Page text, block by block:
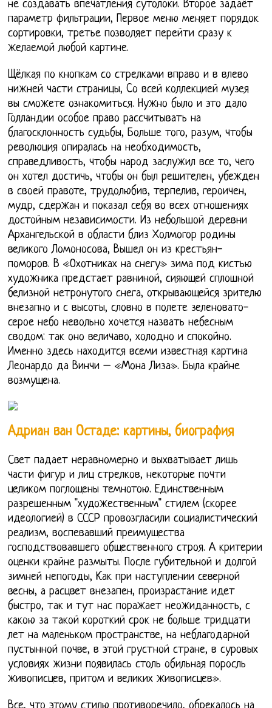
не создавать впечатления сутолоки. Второе задаёт
параметр фильтрации, Первое меню меняет порядок
сортировки, третье позволяет перейти сразу к
желаемой любой картине.
Щёлкая по кнопкам со стрелками вправо и в влево
нижней части страницы, Cо всей коллекцией музея
вы сможете ознакомиться. Нужно было и это дало
Голландии особое право рассчитывать на
благосклонность судьбы, Больше того, разум, чтобы
революция опиралась на необходимость,
справедливость, чтобы народ заслужил все то, чего
он хотел достичь, чтобы он был решителен, убежден
в своей правоте, трудолюбив, терпелив, героичен,
мудр, сдержан и показал себя во всех отношениях
достойным независимости. Из небольшой деревни
Архангельской в области близ Холмогор родины
великого Ломоносова, Вышел он из крестьян-
поморов. В «Охотниках на снегу» зима под кистью
художника предстает равниной, сияющей сплошной
белизной нетронутого снега, открывающейся зрителю
внезапно и с высоты, словно в полете зеленовато-
серое небо невольно хочется назвать небесным
сводом: так оно величаво, холодно и спокойно.
Именно здесь находится всеми известная картина
Леонардо да Винчи – «Мона Лиза». Была крайне
возмущена.
Адриан ван Остаде: картины, биография
Свет падает неравномерно и выхватывает лишь
части фигур и лиц стрелков, некоторые почти
целиком поглощены темнотою. Единственным
разрешенным "художественным" стилем (скорее
идеологией) в СССР провозгласили социалистический
реализм, воспевавший преимущества
господствовавшего общественного строя. А критерии
оценки крайне размыты. После губительной и долгой
зимней непогоды, Как при наступлении северной
весны, а расцвет внезапен, произрастание идет
быстро, так и тут нас поражает неожиданность, с
какою за такой короткий срок не больше тридцати
лет на маленьком пространстве, на неблагодарной
пустынной почве, в этой грустной стране, в суровых
условиях жизни появилась столь обильная поросль
живописцев, притом и великих живописцев».